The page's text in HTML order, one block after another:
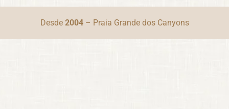
Desde 2004– Praia Grande dos Canyons